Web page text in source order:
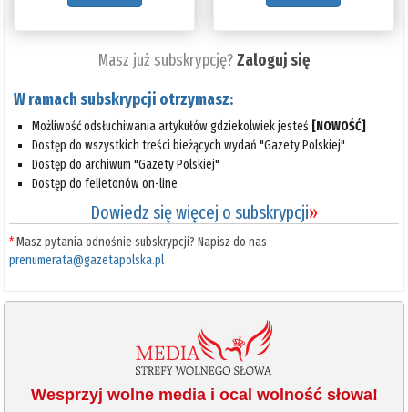
Masz już subskrypcję?Zaloguj się
W ramach subskrypcji otrzymasz:
Możliwość odsłuchiwania artykułów gdziekolwiek jesteś [NOWOŚĆ]
Dostęp do wszystkich treści bieżących wydań "Gazety Polskiej"
Dostęp do archiwum "Gazety Polskiej"
Dostęp do felietonów on-line
Dowiedz się więcej o subskrypcji»
*Masz pytania odnośnie subskrypcji? Napisz do nas
prenumerata@gazetapolska.pl
Wesprzyj wolne media i ocal wolność słowa!